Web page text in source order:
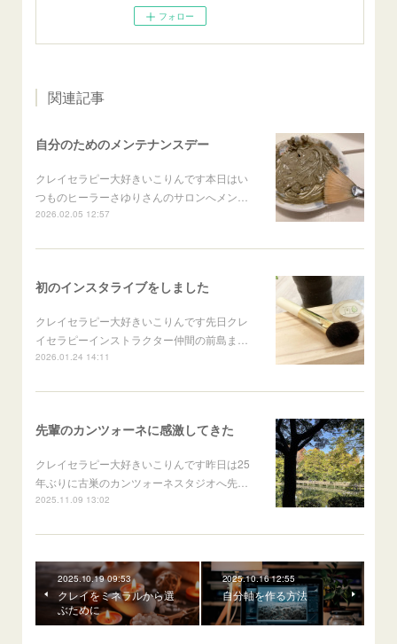
フォロー
関連記事
自分のためのメンテナンスデー
クレイセラピー大好きいこりんです本日はい
つものヒーラーさゆりさんのサロンへメン…
2026.02.05 12:57
初のインスタライブをしました
クレイセラピー大好きいこりんです先日クレ
イセラピーインストラクター仲間の前島ま…
2026.01.24 14:11
先輩のカンツォーネに感激してきた
クレイセラピー大好きいこりんです昨日は25
年ぶりに古巣のカンツォーネスタジオへ先…
2025.11.09 13:02
2025.10.19 09:53
クレイをミネラルから選
ぶために
2025.10.16 12:55
自分軸を作る方法